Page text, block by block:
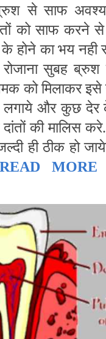
से साफ
को साफ करने
होने का भय नही
सुबह
को मिलाकर इसे
लगाये और कुछ देर
की मालिस
ही ठीक हो
MORE